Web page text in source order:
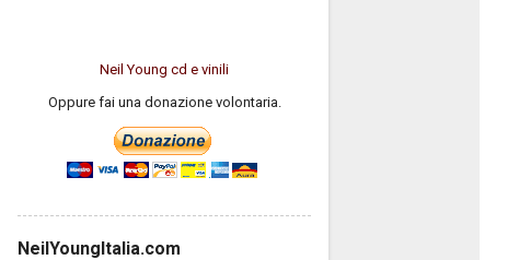
Neil Young cd e vinili
Oppure fai una donazione volontaria.
NeilYoungItalia.com